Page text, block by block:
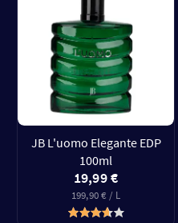
JB L'uomo Elegante EDP
100ml
19,99 €
199,90 € / L